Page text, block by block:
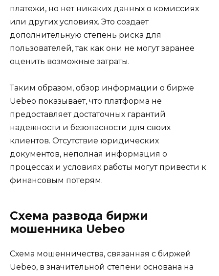
платежи, но нет никаких данных о комиссиях
или других условиях. Это создает
дополнительную степень риска для
пользователей, так как они не могут заранее
оценить возможные затраты.
Таким образом, обзор информации о бирже
Uebeo показывает, что платформа не
предоставляет достаточных гарантий
надежности и безопасности для своих
клиентов. Отсутствие юридических
документов, неполная информация о
процессах и условиях работы могут привести к
финансовым потерям.
Схема развода биржи
мошенника Uebeo
Схема мошенничества, связанная с биржей
Uebeo, в значительной степени основана на